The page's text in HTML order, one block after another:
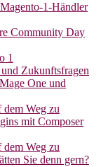
1-Händler
Community Day
1
Zukunftsfragen
One und
dem Weg zu
mit Composer
dem Weg zu
Sie denn gern?